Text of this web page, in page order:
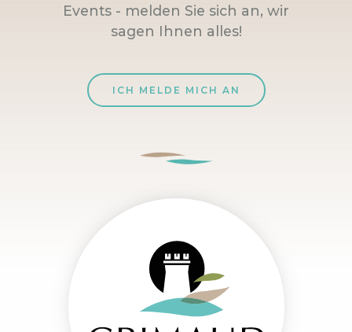
Events - melden Sie sich an, wir
sagen Ihnen alles!
ICH MELDE MICH AN